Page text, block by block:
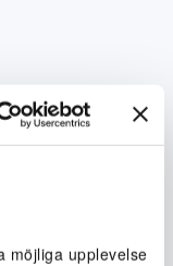
möjliga upplevelse